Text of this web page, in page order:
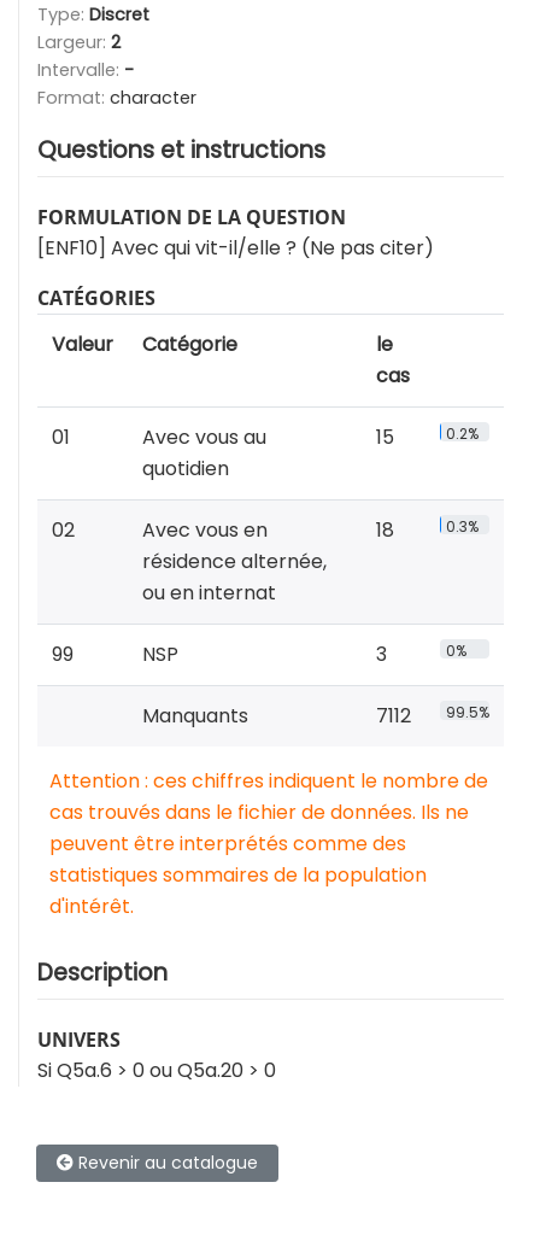
Type: Discret
Largeur: 2
Intervalle: -
Format: character
Questions et instructions
FORMULATION DE LA QUESTION
[ENF10] Avec qui vit-il/elle ? (Ne pas citer)
CATÉGORIES
Valeur Catégorie
le
cas
01
Avec vous au
quotidien
15 0.2%
02
Avec vous en
résidence alternée,
ou en internat
18 0.3%
99 NSP 3 0%
Manquants 7112 99.5%
Attention : ces chiffres indiquent le nombre de
cas trouvés dans le fichier de données. Ils ne
peuvent être interprétés comme des
statistiques sommaires de la population
d'intérêt.
Description
UNIVERS
Si Q5a.6 > 0 ou Q5a.20 > 0
Revenir au catalogue